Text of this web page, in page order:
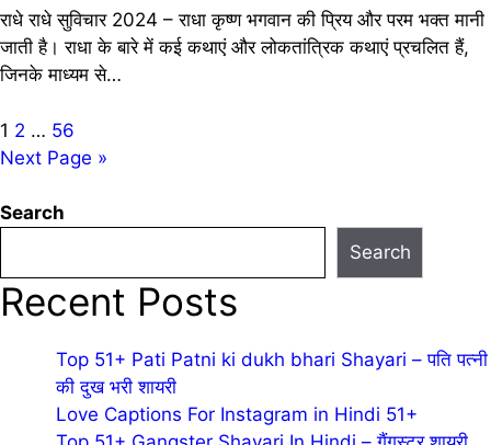
राधे राधे सुविचार 2024 – राधा कृष्ण भगवान की प्रिय और परम भक्त मानी
जाती है। राधा के बारे में कई कथाएं और लोकतांत्रिक कथाएं प्रचलित हैं,
जिनके माध्यम से…
Posts
pagination
1 2 … 56
Next Page »
Search
Search
Recent Posts
Top 51+ Pati Patni ki dukh bhari Shayari – पति पत्नी
की दुख भरी शायरी
Love Captions For Instagram in Hindi 51+